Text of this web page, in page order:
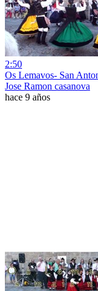
2:50
Os Lemavos- San
Jose Ramon casanova
hace 9 años